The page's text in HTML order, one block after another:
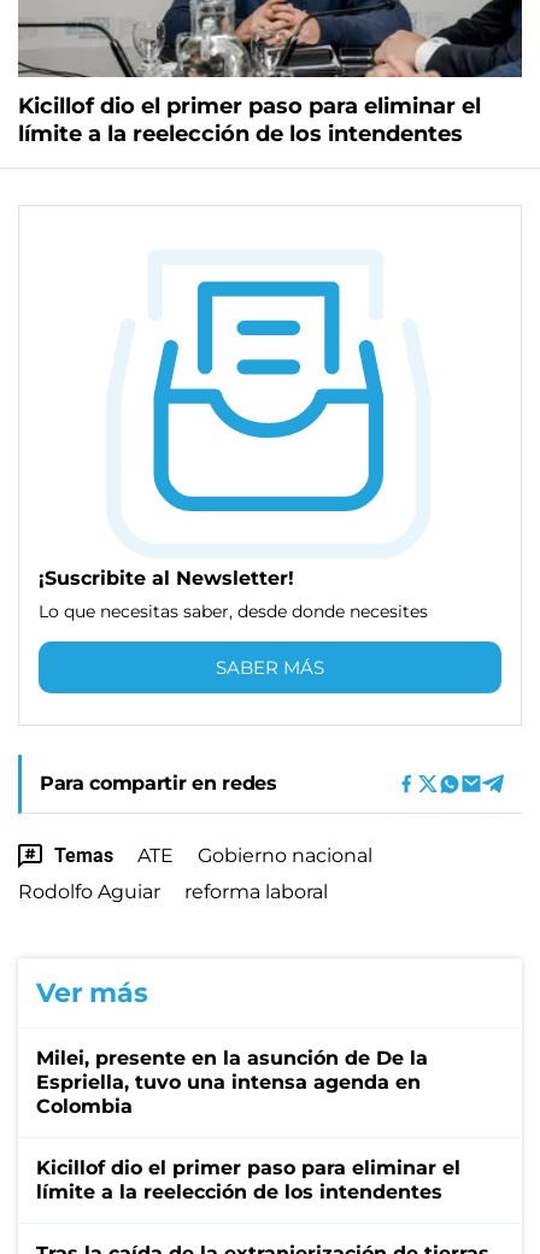
Kicillof dio el primer paso para eliminar el
límite a la reelección de los intendentes
¡Suscribite al Newsletter!
Lo que necesitas saber, desde donde necesites
SABER MÁS
Para compartir en redes
Temas ATE
Gobierno nacional
Rodolfo Aguiar
reforma laboral
Ver más
Milei, presente en la asunción de De la
Espriella, tuvo una intensa agenda en
Colombia
Kicillof dio el primer paso para eliminar el
límite a la reelección de los intendentes